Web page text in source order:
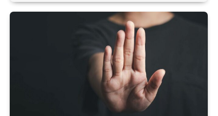
entgegen. Demnach sollen die Hauptschulen als
eigenständige Schulform mit attraktivem Profil und
klarer Perspektive gestärkt werden. Kern des FDP-